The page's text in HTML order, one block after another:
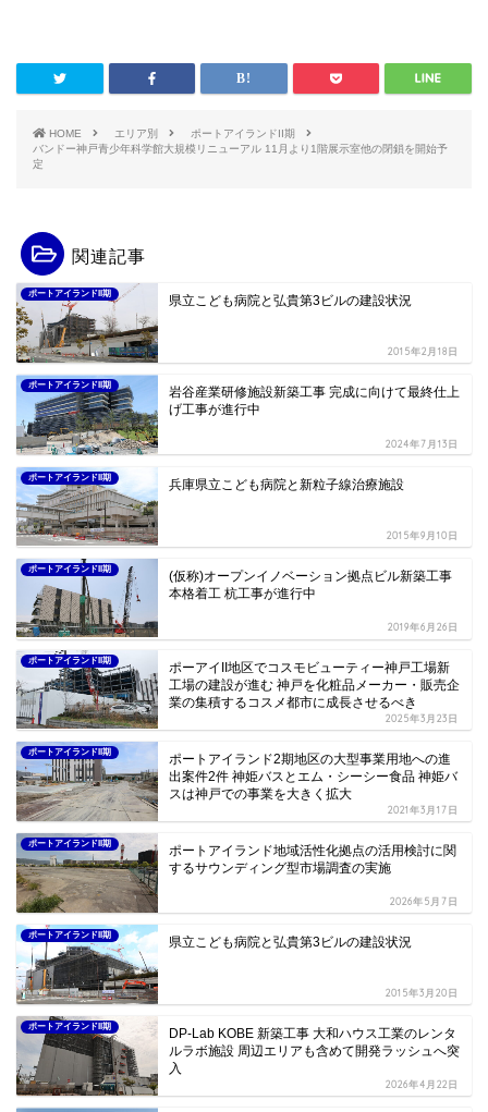
HOME エリア別
ポートアイランドII期
バンドー神戸青少年科学館大規模リニューアル 11月より1階展示室他の閉鎖を開始予
定
関連記事
ポートアイランドII期 県立こども病院と弘貴第3ビルの建設状況
2015年2月18日
ポートアイランドII期
岩谷産業研修施設新築工事 完成に向けて最終仕上
げ工事が進行中
2024年7月13日
ポートアイランドII期 兵庫県立こども病院と新粒子線治療施設
2015年9月10日
ポートアイランドII期
(仮称)オープンイノベーション拠点ビル新築工事
本格着工 杭工事が進行中
2019年6月26日
ポートアイランドII期
ポーアイII地区でコスモビューティー神戸工場新
工場の建設が進む 神戸を化粧品メーカー・販売企
業の集積するコスメ都市に成長させるべき
2025年3月23日
ポートアイランドII期
ポートアイランド2期地区の大型事業用地への進
出案件2件 神姫バスとエム・シーシー食品 神姫バ
スは神戸での事業を大きく拡大
2021年3月17日
ポートアイランドII期
ポートアイランド地域活性化拠点の活用検討に関
するサウンディング型市場調査の実施
2026年5月7日
ポートアイランドII期 県立こども病院と弘貴第3ビルの建設状況
2015年3月20日
ポートアイランドII期
DP-Lab KOBE 新築工事 大和ハウス工業のレンタ
ルラボ施設 周辺エリアも含めて開発ラッシュへ突
入
2026年4月22日